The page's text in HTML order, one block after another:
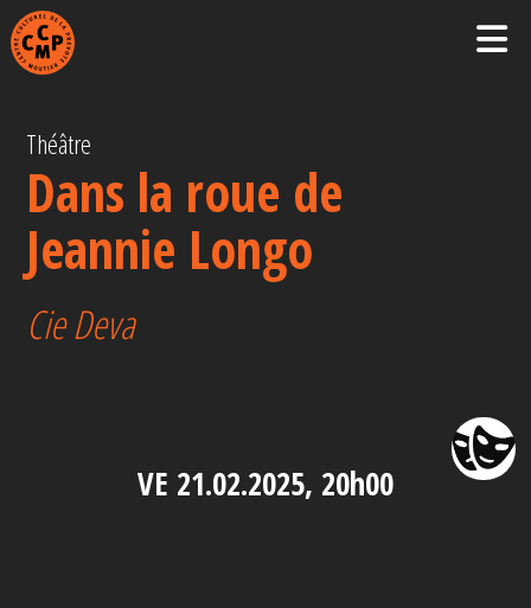
Théâtre
Dans la roue de
Jeannie Longo
Cie Deva
VE 21.02.2025, 20h00